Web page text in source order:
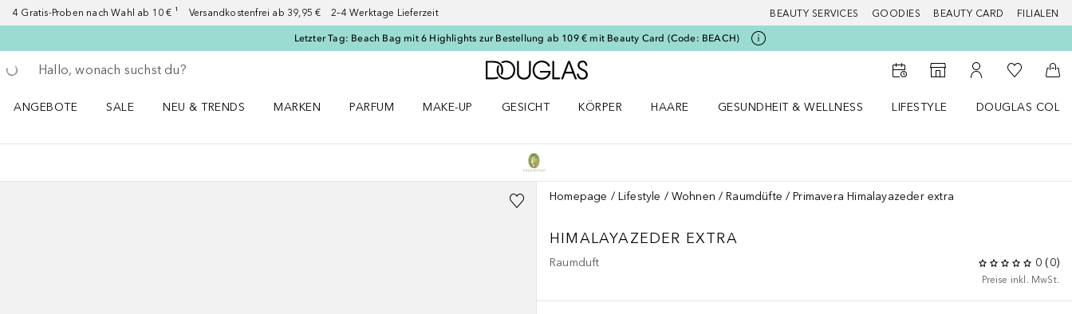
4 Gratis-Proben nach Wahl ab 10 € ¹ Versandkostenfrei ab 39,95 € 2–4 Werktage Lieferzeit BEAUTY SERVICES GOODIES BEAUTY CARD FILIALEN
Letzter Tag: Beach Bag mit 6 Highlights zur Bestellung ab 109 € mit Beauty Card (Code: BEACH)
Gehe zurück
Suche ausführen
Zur Douglas Startseite
Zum Storefinder
Zu Meinem
Zu Meiner
ANGEBOTE
SALE
NEU & TRENDS
MARKEN
PARFUM
MAKE-UP
GESICHT
KÖRPER
HAARE
GESUNDHEIT & WELLNESS
LIFESTYLE
DOUGLAS
Homepage Lifestyle Wohnen Raumdüfte Primavera Himalayazeder extra
HIMALAYAZEDER EXTRA
Raumduft 0 (0)
Preise inkl. MwSt.